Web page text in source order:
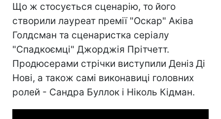
Що ж стосується сценарію, то його
створили лауреат премії "Оскар" Аківа
Голдсман та сценаристка серіалу
"Спадкоємці" Джорджія Прітчетт.
Продюсерами стрічки виступили Деніз Ді
Нові, а також самі виконавиці головних
ролей - Сандра Буллок і Ніколь Кідман.